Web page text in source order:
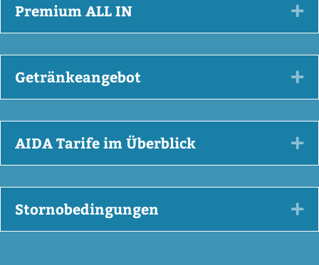
Premium ALL IN
Getränkeangebot
AIDA Tarife im Überblick
Stornobedingungen